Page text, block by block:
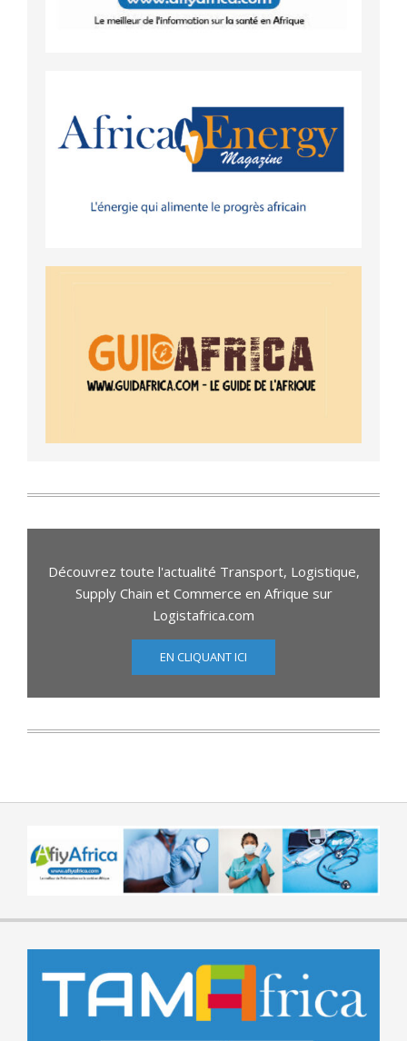
Découvrez toute l'actualité Transport, Logistique,
Supply Chain et Commerce en Afrique sur
Logistafrica.com
EN CLIQUANT ICI